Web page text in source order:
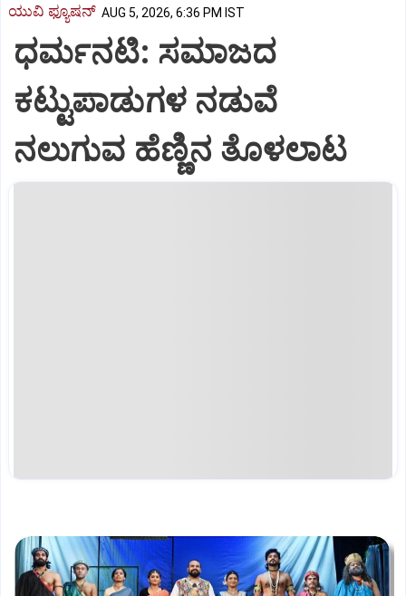
ಯುವಿ ಫ್ಯೂಷನ್ AUG 5, 2026, 6:36 PM IST
ಧರ್ಮನಟಿ: ಸಮಾಜದ
ಕಟ್ಟುಪಾಡುಗಳ ನಡುವೆ
ನಲುಗುವ ಹೆಣ್ಣಿನ ತೊಳಲಾಟ